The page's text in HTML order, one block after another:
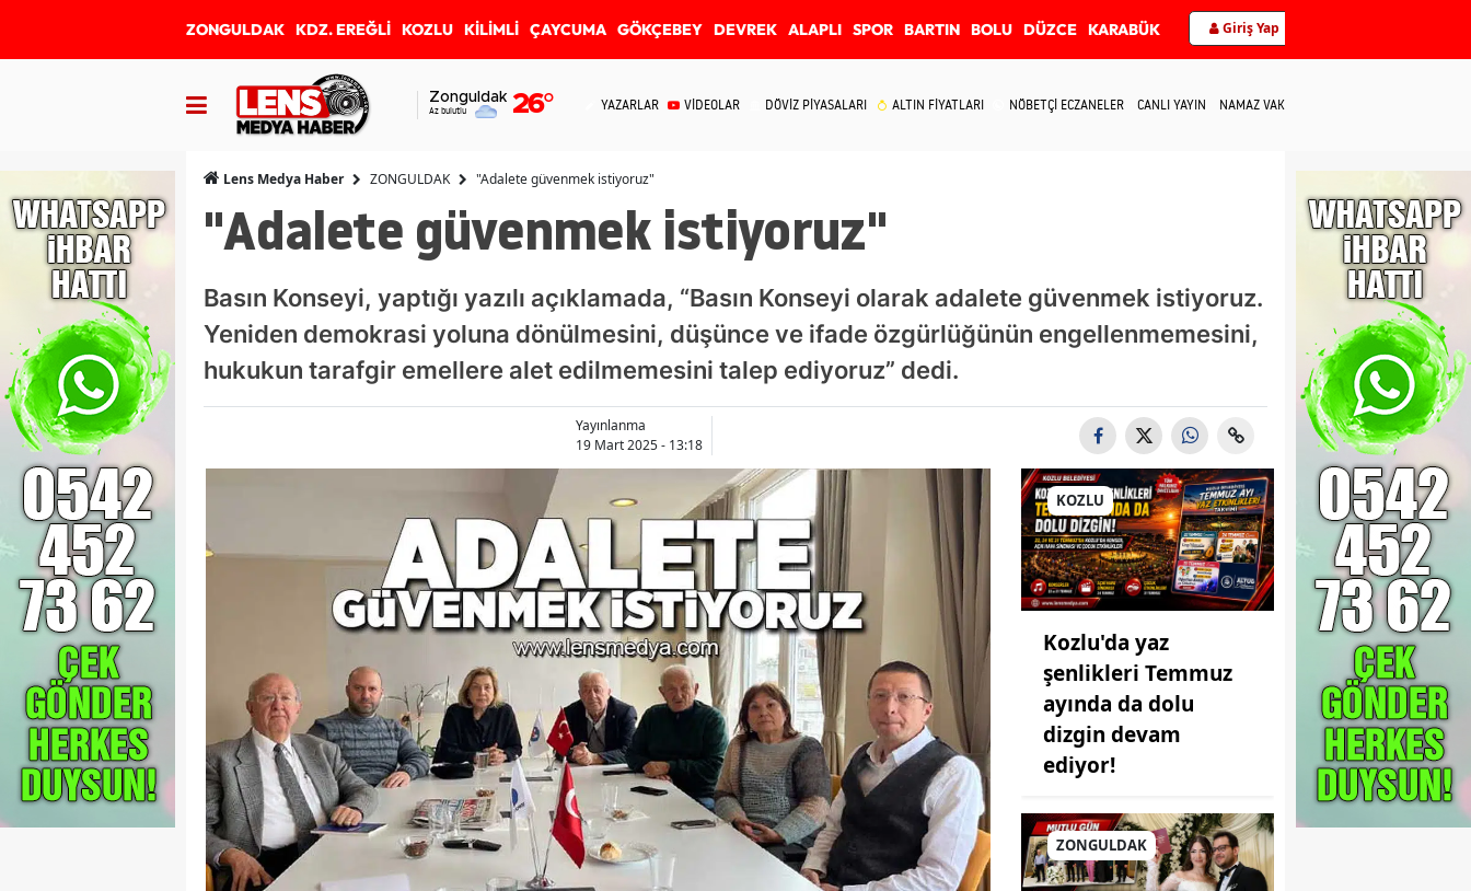
ZONGULDAK KDZ. EREĞLİ KOZLU KİLİMLİ ÇAYCUMA GÖKÇEBEY DEVREK ALAPLI SPOR BARTIN BOLU DÜZCE KARABÜK Giriş Yap
Zonguldak
Az bulutlu 26° YAZARLAR VİDEOLAR DÖVİZ PİYASALARI ALTIN FİYATLARI NÖBETÇİ ECZANELER CANLI YAYIN NAMAZ VAKİTLERİ
Lens Medya Haber ZONGULDAK "Adalete güvenmek istiyoruz"
"Adalete güvenmek istiyoruz"
Basın Konseyi, yaptığı yazılı açıklamada, “Basın Konseyi olarak adalete güvenmek istiyoruz.
Yeniden demokrasi yoluna dönülmesini, düşünce ve ifade özgürlüğünün engellenmemesini,
hukukun tarafgir emellere alet edilmemesini talep ediyoruz” dedi.
Yayınlanma
19 Mart 2025 - 13:18
KOZLU
Kozlu'da yaz
şenlikleri Temmuz
ayında da dolu
dizgin devam
ediyor!
ZONGULDAK